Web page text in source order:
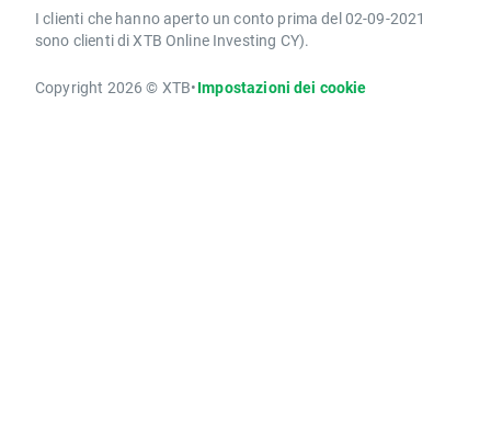
I clienti che hanno aperto un conto prima del 02-09-2021
sono clienti di XTB Online Investing CY).
Copyright 2026 © XTB•Impostazioni dei cookie